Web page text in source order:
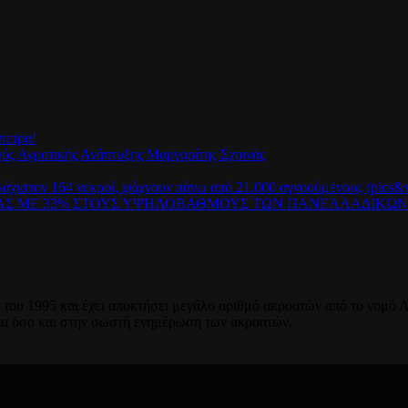
Αγροτικής Ανάπτυξης Μαργαρίτης Σχοινάς
164 νεκροί, ψάχνουν πάνω από 21.000 αγνοούμενους
ΜΕ 33% ΣΤΟΥΣ ΥΨΗΛΟΒΑΘΜΟΥΣ ΤΩΝ